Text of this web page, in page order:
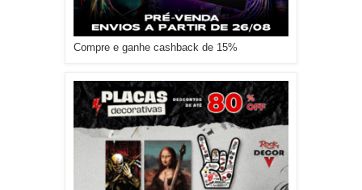
Compre e ganhe cashback de 15%